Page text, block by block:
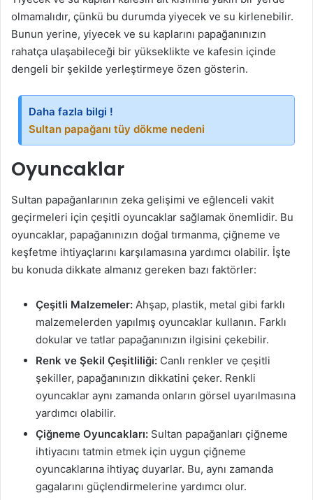
olmamalıdır, çünkü bu durumda yiyecek ve su kirlenebilir.
Bunun yerine, yiyecek ve su kaplarını papağanınızın
rahatça ulaşabileceği bir yükseklikte ve kafesin içinde
dengeli bir şekilde yerleştirmeye özen gösterin.
Daha fazla bilgi !
Sultan papağanı tüy dökme nedeni
Oyuncaklar
Sultan papağanlarının zeka gelişimi ve eğlenceli vakit
geçirmeleri için çeşitli oyuncaklar sağlamak önemlidir. Bu
oyuncaklar, papağanınızın doğal tırmanma, çiğneme ve
keşfetme ihtiyaçlarını karşılamasına yardımcı olabilir. İşte
bu konuda dikkate almanız gereken bazı faktörler:
Çeşitli Malzemeler: Ahşap, plastik, metal gibi farklı
malzemelerden yapılmış oyuncaklar kullanın. Farklı
dokular ve tatlar papağanınızın ilgisini çekebilir.
Renk ve Şekil Çeşitliliği: Canlı renkler ve çeşitli
şekiller, papağanınızın dikkatini çeker. Renkli
oyuncaklar aynı zamanda onların görsel uyarılmasına
yardımcı olabilir.
Çiğneme Oyuncakları: Sultan papağanları çiğneme
ihtiyacını tatmin etmek için uygun çiğneme
oyuncaklarına ihtiyaç duyarlar. Bu, aynı zamanda
gagalarını güçlendirmelerine yardımcı olur.